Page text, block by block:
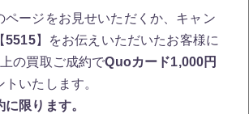
ページをお見せいただくか、キャン
5515】をお伝えいただいたお客様に
の買取ご成約でQuoカード1,000円
いたします。
限ります。